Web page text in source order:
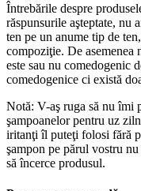
Întrebările despre
răspunsurile aşteptate, nu
ten pe un anume tip de
compoziţie. De asemenea
este sau nu comedogenic
comedogenice ci există
Notă: V-aş ruga să nu îmi
şampoanelor pentru uz
iritanţi îl puteţi folosi fără
şampon pe părul vostru
să încerce produsul.